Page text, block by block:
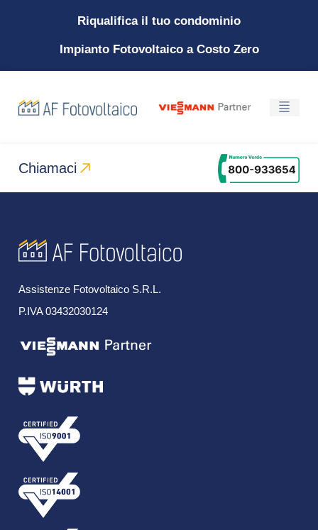
Riqualifica il tuo condominio
Impianto Fotovoltaico a Costo Zero
Chiamaci
Assistenze Fotovoltaico S.R.L.
P.IVA 03432030124